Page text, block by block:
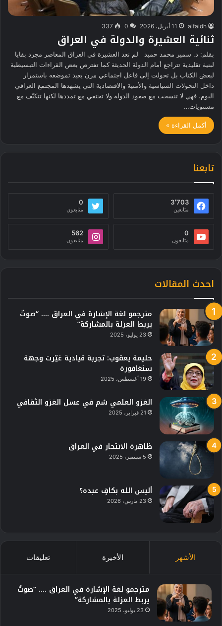
alfaidh 11 أبريل، 2026 0
337
ثنائية العشيرة والدولة في العراق
بقلم: د. سمير محمد حميد لم تعد العشيرة في العراق المعاصر مجرد بقايا
لبنية تقليدية تتراجع أمام الدولة الحديثة كما تفترض بعض القراءات التبسيطية
لبعض الكتاب بل تحولت إلى فاعل اجتماعي مرن يعيد تموضعه باستمرار
داخل التحولات السياسية والأمنية والاقتصادية التي يشهدها المجتمع العراقي
اليوم، فهي لا تنسحب مع صعود الدولة ولا تختفي مع تمددها لكنها تتكيّف مع
مستويات…
أكمل القراءة »
تابعنا
3٬703
متابعين
0
متابعون
0
متابعون
562
متابعون
احدث المقالات
مترجمو لغة الإشارة في العراق …. “صوتٌ
يربط العزلة بالمشاركة”
23 يوليو، 2025
حليمة يعقوب: تجربة قيادية غيّرت وجهة
سنغافورة
19 أغسطس، 2025
الغزو العلمي سُم في عسل الغزو الثقافي
21 فبراير، 2025
ظاهرة الانتحار في العراق
5 سبتمبر، 2025
أليس الله بكافٍ عبده؟
23 مارس، 2026
الأشهر الأخيرة تعليقات
مترجمو لغة الإشارة في العراق …. “صوتٌ
يربط العزلة بالمشاركة”
23 يوليو، 2025